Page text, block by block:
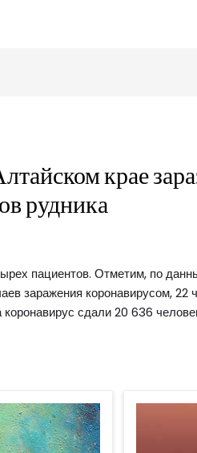
крае
рудника
пациентов. Отметим, по
заражения коронавирусом, 22
коронавирус сдали 20 636